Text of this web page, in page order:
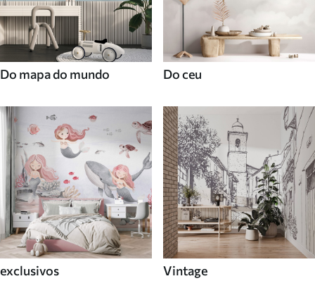
Do mapa do mundo Do ceu
exclusivos Vintage